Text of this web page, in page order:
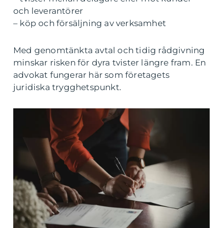
och leverantörer
– köp och försäljning av verksamhet
Med genomtänkta avtal och tidig rådgivning
minskar risken för dyra tvister längre fram. En
advokat fungerar här som företagets
juridiska trygghetspunkt.